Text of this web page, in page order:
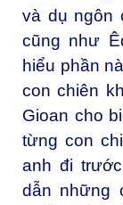
và dụ ngôn
cũng như
hiểu phần
con chiên
Gioan cho
từng con
anh đi
dẫn những